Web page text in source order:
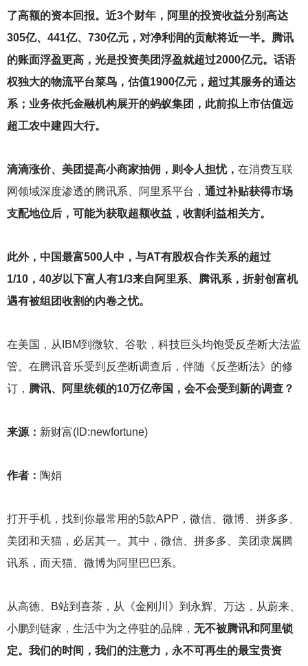
了高额的资本回报。近3个财年，阿里的投资收益分别高达
305亿、441亿、730亿元，对净利润的贡献将近一半。腾讯
的账面浮盈更高，光是投资美团浮盈就超过2000亿元。话语
权独大的物流平台菜鸟，估值1900亿元，超过其服务的通达
系；业务依托金融机构展开的蚂蚁集团，此前拟上市估值远
超工农中建四大行。
滴滴涨价、美团提高小商家抽佣，则令人担忧， 在消费互联
网领域深度渗透的腾讯系、阿里系平台， 通过补贴获得市场
支配地位后，可能为获取超额收益，收割利益相关方。
此外，中国最富500人中，与AT有股权合作关系的超过
1/10，40岁以下富人有1/3来自阿里系、腾讯系，折射创富机
遇有被组团收割的内卷之忧。
在美国，从IBM到微软、谷歌，科技巨头均饱受反垄断大法监
管。在腾讯音乐受到反垄断调查后，伴随《反垄断法》的修
订， 腾讯、阿里统领的10万亿帝国，会不会受到新的调查？
来源： 新财富(ID:newfortune)
作者： 陶娟
打开手机，找到你最常用的5款APP，微信、微博、拼多多、
美团和天猫，必居其一。其中，微信、拼多多、美团隶属腾
讯系，而天猫、微博为阿里巴巴系。
从高德、B站到喜茶，从《金刚川》到永辉、万达，从蔚来、
小鹏到链家，生活中为之停驻的品牌， 无不被腾讯和阿里锁
定。我们的时间，我们的注意力，永不可再生的最宝贵资